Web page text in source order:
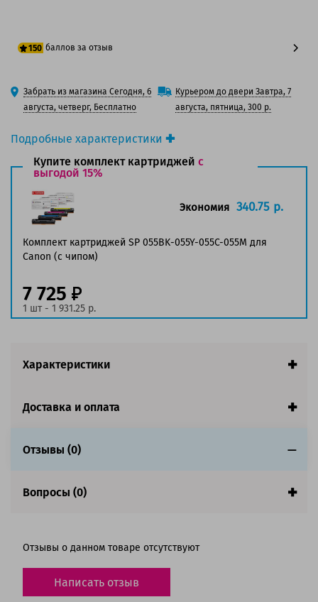
Подробные характеристики
Производитель принтера:Canon
Производитель:Solution Print
Вид товара:
Оригинальность:
Аналог:055C (3015C002)
Цвет:Голубой
Ресурс: 2 100 страниц формата A4 при 5%
Страна:Китай
Гарантия:1 год
150 баллов за отзыв
125 баллов
150 баллов
Забрать из магазина Сегодня, 6
августа, четверг, Бесплатно
Курьером до двери Завтра, 7
августа, пятница, 300 р.
Купите комплект картриджей с
выгодой 15%
Комплект картриджей SP 055BK-055Y-055C-055M для
Canon (c чипом)
Экономия 340.75 р.
7 725
1 шт - 1 931.25 р.
Характеристики
Доставка и оплата
Отзывы (0)
Вопросы (0)
Отзывы о данном товаре отсутствуют
Написать отзыв